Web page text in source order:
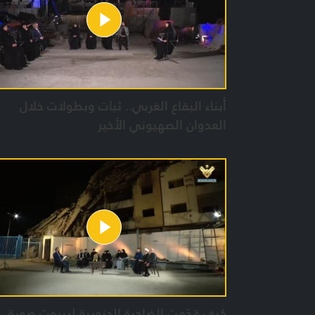
أبناء البقاع الغربي.. ثبات وبطولات خلال
العدوان الصهيوني الأخير